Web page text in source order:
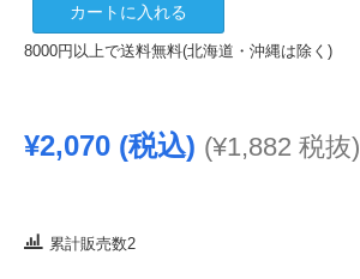
込
カートに入れる
8000円以上で送料無料(北海道・沖縄は除く)
¥2,070 (税込) (¥1,882 税抜)
累計販売数2